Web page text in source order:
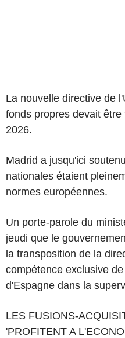
La nouvelle directive de
fonds propres devait
2026.
Madrid a jusqu'ici
nationales étaient
normes européennes.
Un porte-parole du
jeudi que le
la transposition de la
compétence exclusive
d'Espagne dans la
LES FUSIONS-
'PROFITENT A